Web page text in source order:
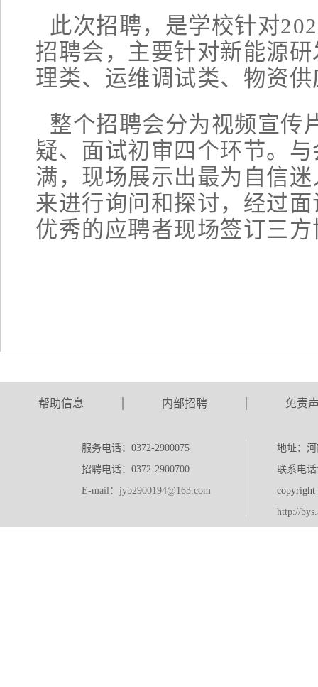
此次招聘，是学校针对
招聘会，主要针对新能源
理类、运维调试类、物资
整个招聘会分为视频宣传
疑、面试初审四个环节。
满，现场展示出最为自信
来进行询问和探讨，经过
优秀的应聘者现场签订三
帮助信息 内部招聘 免责
服务电话：0372-2900075
招聘电话：0372-2900700
E-mail：jyb2900194@163.com
地址：
联系电
http://